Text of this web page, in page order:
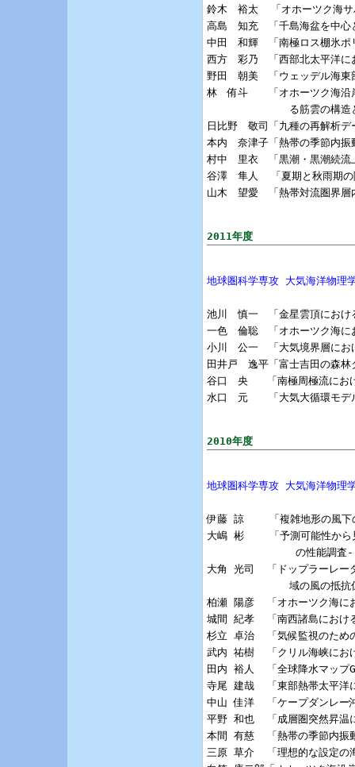
鈴木　裕太  「オホーツク海サ
高島　知充　「千島海盆を中
中田　和輝　「南極ロス棚氷
西方　彩乃　「西部北太平洋
野田　朝美　「ウェッデル海
林　侑斗　　「オホーツク海
る筋雲の構造
日比野　敬司「九種の再解析
本内　奈津子「熱帯の季節内
村中　里衣　「黒潮・黒潮続
谷澤　隼人  「夏期と秋雨期の
山木　望愛　「熱帯対流圏界
2011年度
地球圏科学専攻 大気海洋物理
池川　慎一　「金星雲頂におけ
一色　倫聡　「オホーツク
小川　公一　「大気境界層に
田井戸　逸平「富士吉田の森
谷口　央   「南極周極流にお
水口　元　　「大気大循環モ
2010年度
地球圏科学専攻 大気海洋物理
伊藤 諒    「複雑地形の風下
大嶋 彬    「予測可能性か
の性能調査
大角 光司  「ドップラーレー
域の風の抵抗
柏瀬 陽彦  「オホーツク海に
城間 紀孝  「南西諸島におけ
杉立 卓治  「気候監視のため
武内 祐樹  「クリル海峡にお
田内 裕人  「全球降水マップ
寺尾 建哉  「東部熱帯太平洋
中山 佳洋  「ケープダンレー
平野 和也  「成層圏突然昇温
本間 有慈  「熱帯の季節内振
三原 草介  「理想的な設定の